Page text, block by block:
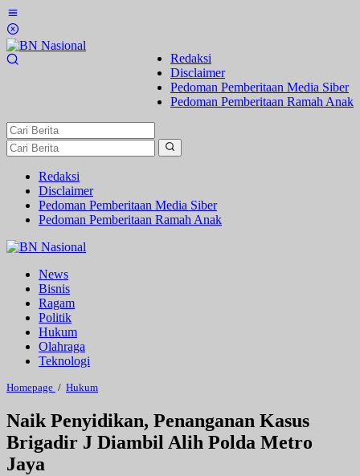
Lewati
ke
konten
Redaksi
Disclaimer
Pedoman Pemberitaan Media Siber
Pedoman Pemberitaan Ramah Anak
Redaksi
Disclaimer
Pedoman Pemberitaan Media Siber
Pedoman Pemberitaan Ramah Anak
News
Bisnis
Ragam
Politik
Hukum
Olahraga
Teknologi
Homepage / HukumNaik
Penanganan
Kasus
Brigadir
J
Naik Penyidikan, Penanganan Kasus
Brigadir J Diambil Alih Polda Metro
Jaya